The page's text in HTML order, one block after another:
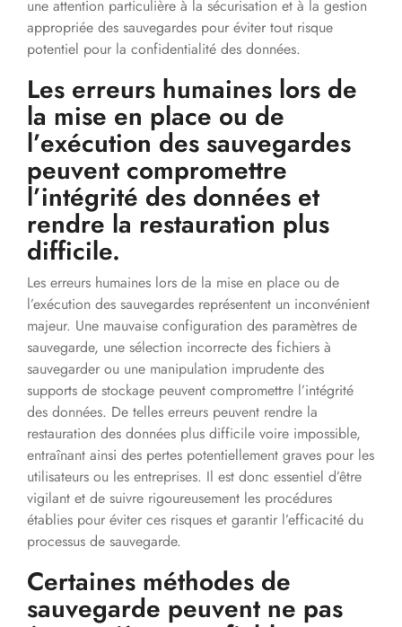
une attention particulière à la sécurisation et à la gestion
appropriée des sauvegardes pour éviter tout risque
potentiel pour la confidentialité des données.
Les erreurs humaines lors de
la mise en place ou de
l’exécution des sauvegardes
peuvent compromettre
l’intégrité des données et
rendre la restauration plus
difficile.
Les erreurs humaines lors de la mise en place ou de
l’exécution des sauvegardes représentent un inconvénient
majeur. Une mauvaise configuration des paramètres de
sauvegarde, une sélection incorrecte des fichiers à
sauvegarder ou une manipulation imprudente des
supports de stockage peuvent compromettre l’intégrité
des données. De telles erreurs peuvent rendre la
restauration des données plus difficile voire impossible,
entraînant ainsi des pertes potentiellement graves pour les
utilisateurs ou les entreprises. Il est donc essentiel d’être
vigilant et de suivre rigoureusement les procédures
établies pour éviter ces risques et garantir l’efficacité du
processus de sauvegarde.
Certaines méthodes de
sauvegarde peuvent ne pas